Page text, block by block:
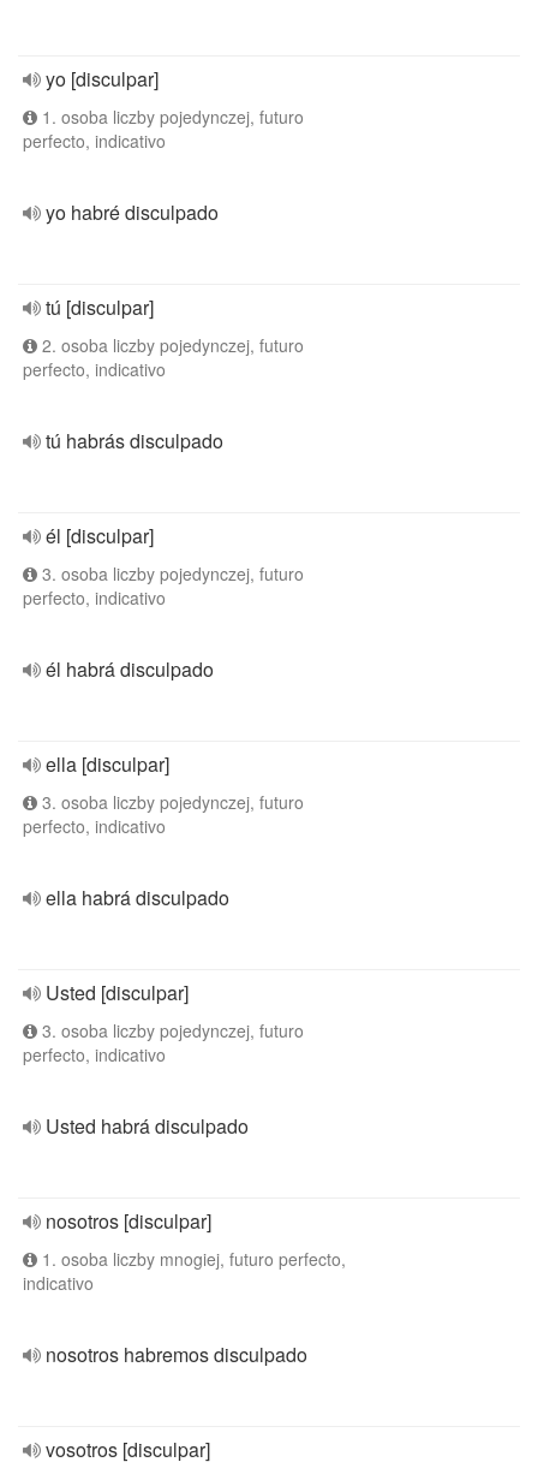
yo [disculpar]
1. osoba liczby pojedynczej, futuro
perfecto, indicativo
yo habré disculpado
tú [disculpar]
2. osoba liczby pojedynczej, futuro
perfecto, indicativo
tú habrás disculpado
él [disculpar]
3. osoba liczby pojedynczej, futuro
perfecto, indicativo
él habrá disculpado
ella [disculpar]
3. osoba liczby pojedynczej, futuro
perfecto, indicativo
ella habrá disculpado
Usted [disculpar]
3. osoba liczby pojedynczej, futuro
perfecto, indicativo
Usted habrá disculpado
nosotros [disculpar]
1. osoba liczby mnogiej, futuro perfecto,
indicativo
nosotros habremos disculpado
vosotros [disculpar]